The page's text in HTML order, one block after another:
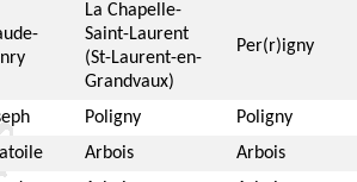
La Chapelle-
Saint-Laurent
(St-Laurent-en-
Grandvaux)
Per(r)igny
Poligny
Poligny
Arbois
Arbois